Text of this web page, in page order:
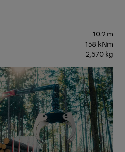
10.9 m
158 kNm
2,570 kg